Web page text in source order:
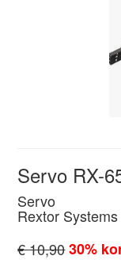
Servo RX-
Servo
Rextor Systems
€ 10,9030%